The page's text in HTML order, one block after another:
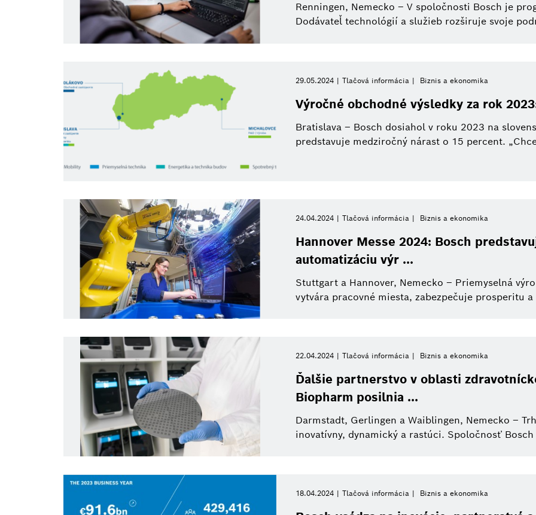
Renningen, Nemecko – V spoločnosti Bosch je
Dodávateľ technológií a služieb rozširuje svoje
29.05.2024 Tlačová informácia Biznis a ekonomika
Výročné obchodné výsledky za rok
Bratislava – Bosch dosiahol v roku 2023 na
predstavuje medziročný nárast o 15 percent.
24.04.2024 Tlačová informácia Biznis a ekonomika
Hannover Messe 2024: Bosch
automatizáciu výr ...
Stuttgart a Hannover, Nemecko – Priemyselná
vytvára pracovné miesta, zabezpečuje prosperitu
22.04.2024 Tlačová informácia Biznis a ekonomika
Ďalšie partnerstvo v oblasti
Biopharm posilnia ...
Darmstadt, Gerlingen a Waiblingen, Nemecko –
inovatívny, dynamický a rastúci. Spoločnosť
18.04.2024 Tlačová informácia Biznis a ekonomika